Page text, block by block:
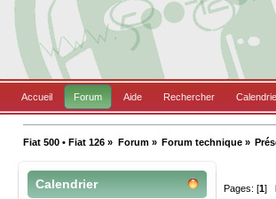
Accueil Forum Aide Rechercher
Fiat 500 • Fiat 126 » Forum» Forum technique»
Calendrier Pages: [1]